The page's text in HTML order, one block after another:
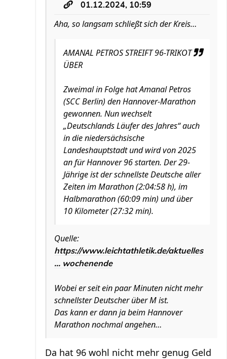
01.12.2024, 10:59
Aha, so langsam schließt sich der Kreis…
AMANAL PETROS STREIFT 96-TRIKOT
ÜBER
Zweimal in Folge hat Amanal Petros
(SCC Berlin) den Hannover-Marathon
gewonnen. Nun wechselt
„Deutschlands Läufer des Jahres“ auch
in die niedersächsische
Landeshauptstadt und wird von 2025
an für Hannover 96 starten. Der 29-
Jährige ist der schnellste Deutsche aller
Zeiten im Marathon (2:04:58 h), im
Halbmarathon (60:09 min) und über
10 Kilometer (27:32 min).
Quelle:
https://www.leichtathletik.de/aktuelles
... wochenende
Wobei er seit ein paar Minuten nicht mehr
schnellster Deutscher über M ist.
Das kann er dann ja beim Hannover
Marathon nochmal angehen…
Da hat 96 wohl nicht mehr genug Geld